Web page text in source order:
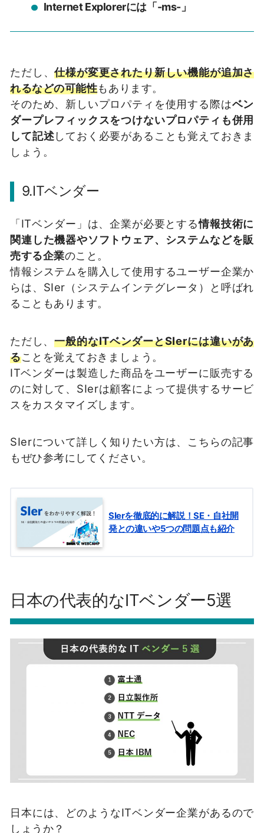
Internet Explorerには「-ms-」
ただし、仕様が変更されたり新しい機能が追加さ
れるなどの可能性もあります。
そのため、新しいプロパティを使用する際はベン
ダープレフィックスをつけないプロパティも併用
して記述しておく必要があることも覚えておきま
しょう。
9.ITベンダー
「ITベンダー」は、企業が必要とする情報技術に
関連した機器やソフトウェア、システムなどを販
売する企業のこと。
情報システムを購入して使用するユーザー企業か
らは、SIer（システムインテグレータ）と呼ばれ
ることもあります。
ただし、一般的なITベンダーとSIerには違いがあ
ることを覚えておきましょう。
ITベンダーは製造した商品をユーザーに販売する
のに対して、SIerは顧客によって提供するサービ
スをカスタマイズします。
SIerについて詳しく知りたい方は、こちらの記事
もぜひ参考にしてください。
SIerを徹底的に解説！SE・自社開
発との違いや5つの問題点も紹介
日本の代表的なITベンダー5選
日本には、どのようなITベンダー企業があるので
しょうか？